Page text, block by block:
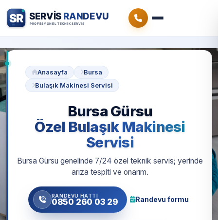
Anasayfa
Bursa
Bulaşık Makinesi Servisi
Bursa Gürsu
Özel Bulaşık Makinesi
Servisi
Bursa Gürsu genelinde 7/24 özel teknik servis; yerinde
arıza tespiti ve onarım.
RANDEVU HATTI
0850 260 03 29 Randevu formu